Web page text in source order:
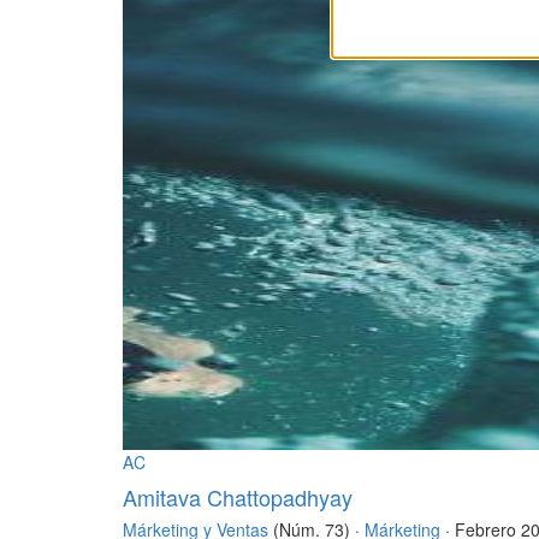
AC
Amitava Chattopadhyay
Márketing y Ventas (Núm. 73) · Márketing · Febrero